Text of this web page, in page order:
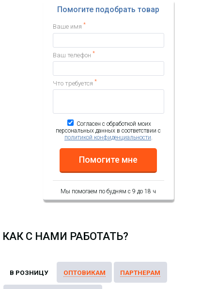
Помогите подобрать товар
Ваше имя *
Ваш телефон *
Что требуется *
Согласен с обработкой моих
персональных данных в соответствии с
политикой конфиденциальности.
Помогите мне
Мы помогаем по будням с 9 до 18 ч
КАК С НАМИ РАБОТАТЬ?